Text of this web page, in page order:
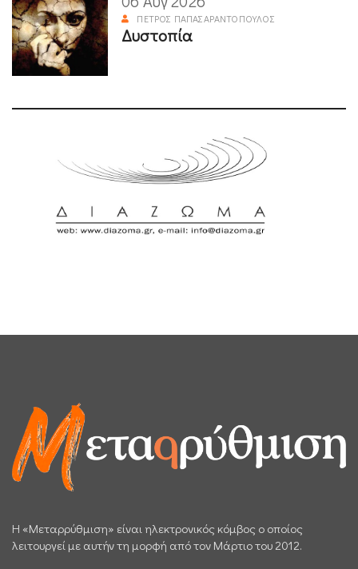
ΠΈΤΡΟΣ ΠΑΠΑΣΑΡΑΝΤΌΠΟΥΛΟΣ
Δυστοπία
H «Μεταρρύθμιση» είναι ηλεκτρονικός κόμβος ο οποίος
λειτουργεί με αυτήν τη μορφή από τον Μάρτιο του 2012.